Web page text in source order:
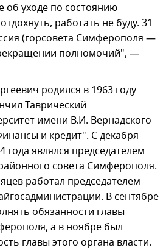
об уходе по состоянию
работать не буду. 31
(горсовета Симферополя —
полномочий", —
родился в 1963 году
Таврический
имени В.И. Вернадского
и кредит". С декабря
года являлся председателем
совета Симферополя.
работал председателем
В сентябре
обязанности главы
а в ноябре был
главы этого органа власти.